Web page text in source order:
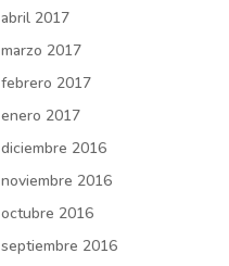
abril 2017
marzo 2017
febrero 2017
enero 2017
diciembre 2016
noviembre 2016
octubre 2016
septiembre 2016